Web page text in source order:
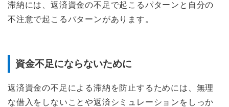
滞納には、返済資金の不足で起こるパターンと自分の
不注意で起こるパターンがあります。
資金不足にならないために
返済資金の不足による滞納を防止するためには、無理
な借入をしないことや返済シミュレーションをしっか